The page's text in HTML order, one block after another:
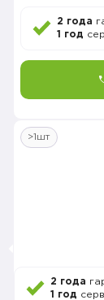
2 года
1 год
>1шт
2 года
1 год